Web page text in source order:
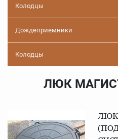
Колодцы
Дождеприемники
Колодцы
ЛЮК
ЛЮК